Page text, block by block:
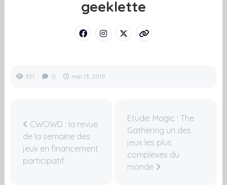
geeklette
351 0 mai 13, 2019
CWOWD : la revue
de la semaine des
jeux en financement
participatif
Etude: Magic : The
Gathering un des
jeux les plus
complexes du
monde